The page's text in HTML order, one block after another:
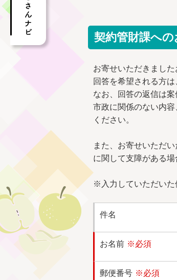
契約管財課へ
お寄せいただきまし
回答を希望される方
なお、回答の返信は
市政に関係のない内
ください。
また、お寄せいただ
に関して支障がある
※入力していただいた
件名
お名前 ※必須
郵便番号 ※必須